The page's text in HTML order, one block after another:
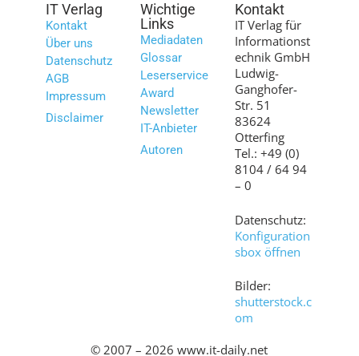
IT Verlag
Kontakt
Über uns
Datenschutz
AGB
Impressum
Disclaimer
Wichtige
Links
Mediadaten
Glossar
Leserservice
Award
Newsletter
IT-Anbieter
Autoren
Kontakt
IT Verlag für
Informationst
echnik GmbH
Ludwig-
Ganghofer-
Str. 51
83624
Otterfing
Tel.: +49 (0)
8104 / 64 94
– 0
Datenschutz:
Konfiguration
sbox öffnen
Bilder:
shutterstock.c
om
© 2007 – 2026 www.it-daily.net